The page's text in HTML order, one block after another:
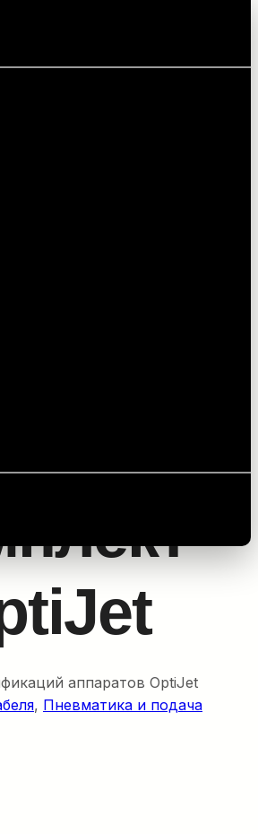
аппаратов OptiJet
, Пневматика и подача